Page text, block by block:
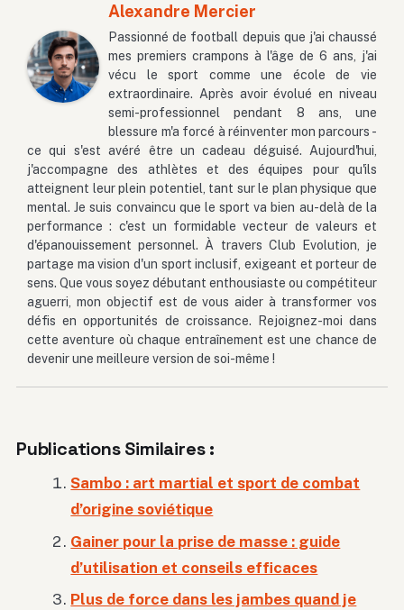
Alexandre Mercier
Passionné de football depuis que j'ai chaussé
mes premiers crampons à l'âge de 6 ans, j'ai
vécu le sport comme une école de vie
extraordinaire. Après avoir évolué en niveau
semi-professionnel pendant 8 ans, une
blessure m'a forcé à réinventer mon parcours -
ce qui s'est avéré être un cadeau déguisé. Aujourd'hui,
j'accompagne des athlètes et des équipes pour qu'ils
atteignent leur plein potentiel, tant sur le plan physique que
mental. Je suis convaincu que le sport va bien au-delà de la
performance : c'est un formidable vecteur de valeurs et
d'épanouissement personnel. À travers Club Evolution, je
partage ma vision d'un sport inclusif, exigeant et porteur de
sens. Que vous soyez débutant enthousiaste ou compétiteur
aguerri, mon objectif est de vous aider à transformer vos
défis en opportunités de croissance. Rejoignez-moi dans
cette aventure où chaque entraînement est une chance de
devenir une meilleure version de soi-même !
Publications Similaires :
Sambo : art martial et sport de combat
d’origine soviétique
Gainer pour la prise de masse : guide
d’utilisation et conseils efficaces
Plus de force dans les jambes quand je